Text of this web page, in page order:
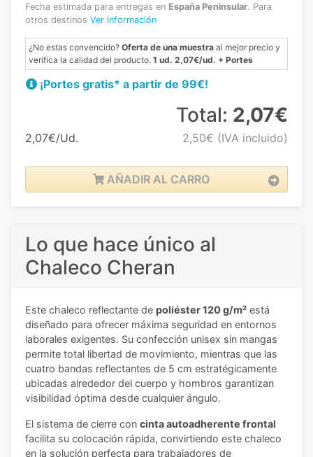
Fecha estimada para entregas en España Peninsular. Para
otros destinos Ver Información
¿No estas convencido? Oferta de una muestra al mejor precio y
verifica la calidad del producto. 1 ud. 2,07€/ud. + Portes
¡Portes gratis* a partir de 99€!
2,07€/Ud.
Total: 2,07€
2,50€ (IVA incluido)
AÑADIR AL CARRO
Lo que hace único al
Chaleco Cheran
Este chaleco reflectante de poliéster 120 g/m² está
diseñado para ofrecer máxima seguridad en entornos
laborales exigentes. Su confección unisex sin mangas
permite total libertad de movimiento, mientras que las
cuatro bandas reflectantes de 5 cm estratégicamente
ubicadas alrededor del cuerpo y hombros garantizan
visibilidad óptima desde cualquier ángulo.
El sistema de cierre con cinta autoadherente frontal
facilita su colocación rápida, convirtiendo este chaleco
en la solución perfecta para trabajadores de